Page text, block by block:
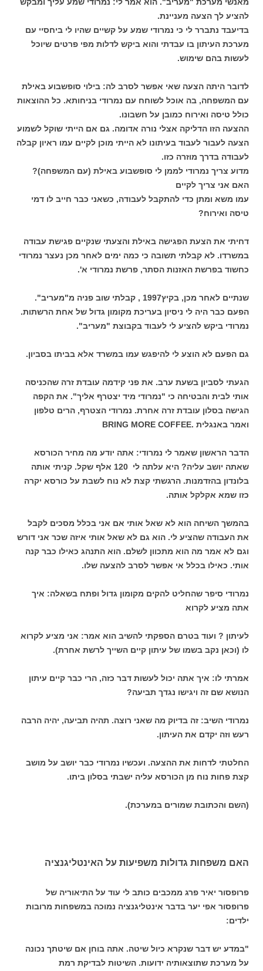
להציע לך הצעה מעניינת.
בדיעבד נתברר לי כי נמרודי שמע על קשיים שהיו לי ביחסיי עם
מערכת העיתון בו עבדתי והוא ביקש לדלות מפי פרטים שיוכל
לעשות בהם שימוש.
לדובר היתה הצעה שאי אפשר לסרב לה: בילוי סופשבוע באילת
עם המשפחה, בה אוכל לשוחח עם נמרודי בניחותא. כל ההוצאות
כולל טיסה ואירוח כמובן על חשבונו.
ההצעה הזו הדליקה אצלי נורה אדומה. גם אם הייתי שוקל לשמוע
הצעה לעבור לעבוד בעיתונו לא הייתי מוכן לקיים עמו ראיון קבלה
לעבודה בדרך מוזרה כזו.
מדוע צריך נמרודי לממן לי סופשבוע באילת (עם המשפחה)?
האם אני צריך לקיים
עמו משא ומתן כדי להתקבל לעבודה, כשאני כבר חייב לו דמי
טיסה ואירוח?
דחיתי את הצעת הפגישה באילת והצעתי שנקיים פגישת עבודה
במשרדו. לא קבלתי תשובה כי כמה ימים לאחר מכן נעצר נמרודי
כחשוד בפרשת האזנות הסתר, פרשת נמרודי א'.
שנתיים לאחר מכן, בקיץ1997 , קבלתי שוב פניה מ"מעריב".
הפעם כבר היה לי ניסיון בעריכת מקומון גדול של אחת הרשתות.
נמרודי ביקש להציע לי לעבוד בקבוצת "מעריב".
גם הפעם לא הוצע לי להיפגש עמו במשרד אלא בביתו בסביון.
הגעתי לסביון בשעת ערב. את פני קידמה עובדת זרה שהכניסה
אותי לבית והבטיחה כי "נמרודי מיד יצטרף אליך". את הקפה
הגישה בסלון עובדת זרה אחרת. נמרודי הצטרף, הרים טלפון
ואמר באנגלית .BRING MORE COFFEE
הדבר הראשון שאמר לי נמרודי: אתה יודע מה מחיר הכורסא
שאתה יושב עליה? היא עלתה לי 120 אלף שקל. קניתי אותה
בלונדון בהזדמנות. הרגשתי קצת לא נוח לשבת על כורסא יקרה
כזו שמא אקלקל אותה.
בהמשך השיחה הוא לא שאל אותי אם אני בכלל מסכים לקבל
את העבודה שהציע לי. הוא גם לא שאל אותי איזה שכר אני דורש
וגם לא אמר מה הוא מתכוון לשלם. הוא התנהג כאילו כבר קנה
אותי. כאילו בכלל אי אפשר לסרב להצעה שלו.
נמרודי סיפר שהחליט להקים מקומון גדול ופתח בשאלה: איך
אתה מציע לקרוא
לעיתון ? ועוד בטרם הספקתי להשיב הוא אמר: אני מציע לקרוא
לו (וכאן נקב בשמו של עיתון קיים השייך לרשת אחרת).
אמרתי לו: איך אתה יכול לעשות דבר כזה, הרי כבר קיים עיתון
הנושא שם זה ויגישו נגדך תביעה?
נמרודי השיב: זה בדיוק מה שאני רוצה. תהיה תביעה, יהיה הרבה
רעש וזה יקדם את העיתון.
החלטתי לדחות את ההצעה. ועכשיו נמרודי כבר יושב על מושב
קצת פחות נוח מן הכורסא עליה ישבתי בסלון ביתו.
(השם והכתובת שמורים במערכת).
האם משפחות גדולות משפיעות על האינטליגנציה
פרופסור יאיר פרג ממכבים כותב לי עוד על התיאוריה של
פרופסור אפי יער בדבר אינטליגנציה נמוכה במשפחות מרובות
ילדים:
"במדע יש דבר שנקרא כיול שיטה. אתה בוחן אם שיטתך נכונה
על מערכת שתוצאותיה ידועות. השיטות לבדיקת רמת